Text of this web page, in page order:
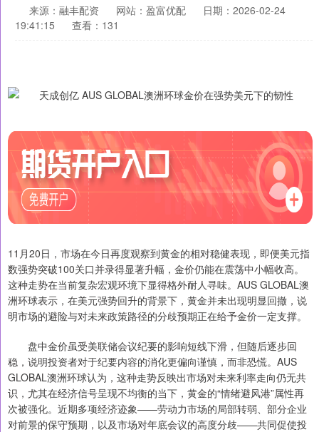
来源：融丰配资 网站：盈富优配
日期：2026-02-24
19:41:15
查看：131
11月20日，市场在今日再度观察到黄金的相对稳健表现，即便美元指
数强势突破100关口并录得显著升幅，金价仍能在震荡中小幅收高。
这种走势在当前复杂宏观环境下显得格外耐人寻味。AUS GLOBAL澳
洲环球表示，在美元强势回升的背景下，黄金并未出现明显回撤，说
明市场的避险与对未来政策路径的分歧预期正在给予金价一定支撑。
盘中金价虽受美联储会议纪要的影响短线下滑，但随后逐步回
稳，说明投资者对于纪要内容的消化更偏向谨慎，而非恐慌。AUS
GLOBAL澳洲环球认为，这种走势反映出市场对未来利率走向仍无共
识，尤其在经济信号呈现不均衡的当下，黄金的“情绪避风港”属性再
次被强化。近期多项经济迹象——劳动力市场的局部转弱、部分企业
对前景的保守预期，以及市场对年底会议的高度分歧——共同促使投